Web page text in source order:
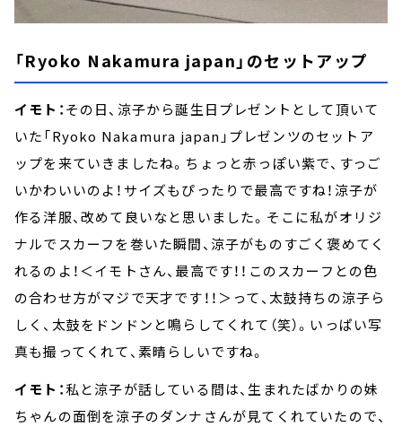
「Ryoko Nakamura japan」のセットアップ
イモト：その日、涼子から誕生日プレゼントとして頂いて
いた「Ryoko Nakamura japan」プレゼンツのセットア
ップを来ていきましたね。ちょっと赤っぽい紫で、すっご
いかわいいのよ！サイズもぴったりで最高ですね！涼子が
作る洋服、改めて良いなと思いました。そこに私がオリジ
ナルでスカーフを巻いた瞬間、涼子がものすごく褒めてく
れるのよ！＜イモトさん、最高です！！このスカーフとの色
の合わせ方がマジで天才です！！＞って、太鼓持ちの涼子ら
しく、太鼓をドンドンと鳴らしてくれて（笑）。いっぱい写
真も撮ってくれて、素晴らしいですね。
イモト：私と涼子が話している間は、生まれたばかりの妹
ちゃんの面倒を涼子のダンナさんが見てくれていたので、